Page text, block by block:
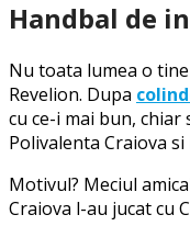
Handbal de
Nu toata lumea o
Revelion. Dupa
cu ce-i mai bun, chiar
Polivalenta Craiova si
Motivul? Meciul
Craiova l-au jucat cu